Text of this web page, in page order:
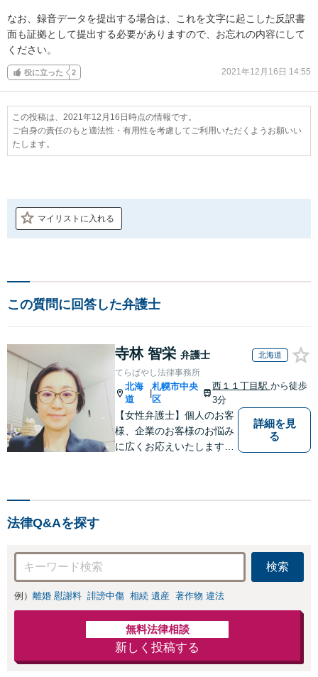
なお、録音データを提出する場合は、これを文字に起こした反訳書
面も証拠として提出する必要がありますので、お忘れの内容にして
ください。
役に立った 2 2021年12月16日 14:55
この投稿は、2021年12月16日時点の情報です。
ご自身の責任のもと適法性・有用性を考慮してご利用いただくようお願いい
たします。
マイリストに入れる
この質問に回答した弁護士
寺林 智栄 弁護士 北海道
てらばやし法律事務所
北海
道
|
札幌市中央
区
西１１丁目駅から徒歩
3分
【女性弁護士】個人のお客
様、企業のお客様のお悩み
に広くお応えいたします。
詳細を見
る
法律Q&Aを探す
検索
例） 離婚 慰謝料 誹謗中傷 相続 遺産 著作物 違法
無料法律相談
新しく投稿する